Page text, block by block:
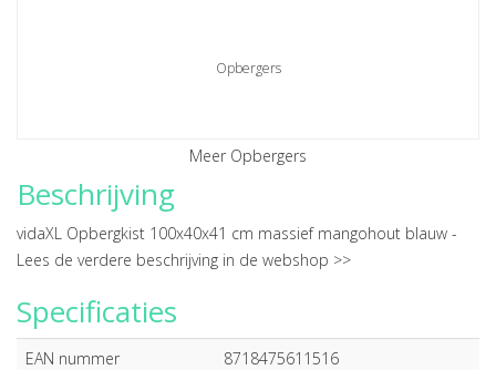
Opbergers
Meer Opbergers
Beschrijving
vidaXL Opbergkist 100x40x41 cm massief mangohout blauw -
Lees de verdere beschrijving in de webshop >>
Specificaties
EAN nummer
8718475611516